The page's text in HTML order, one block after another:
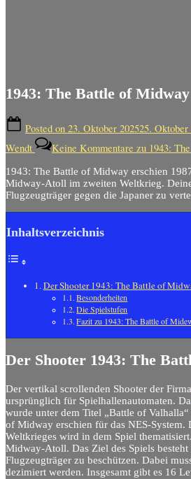
1943: The Battle of Midway
Posted on 23. Oktober 202525. Oktober
Wendt
Keine Kommentare zu 1943:
1943: The Battle of Midway erschien
Midway-Atoll im zweiten Weltkrieg.
Flugzeugträger gegen die Japaner zu
Inhaltsverzeichnis
Der Shooter 1943: The Battle of
Besonderheiten
Die Spielstufen
Fazit zu 1943: The Battle of
Der Shooter 1943: The
Der vertikal scrollenden Shooter der Firma
ursprünglich für Spielhallenautomaten.
wurde unter dem Titel „Battle of
of Midway erschien für das NES-System.
Weltkrieges wird in dem Spiel
Midway-Atoll. Das Ziel des Spiels besteht
Flugzeugträger zu beschützen. Dabei
dezimiert werden. Insgesamt gibt es 16